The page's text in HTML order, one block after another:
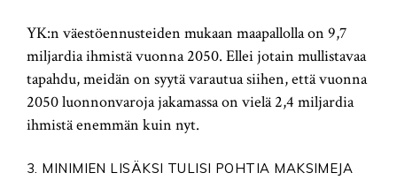
YK:n väestöennusteiden mukaan maapallolla on 9,7
miljardia ihmistä vuonna 2050. Ellei jotain mullistavaa
tapahdu, meidän on syytä varautua siihen, että vuonna
2050 luonnonvaroja jakamassa on vielä 2,4 miljardia
ihmistä enemmän kuin nyt.
3. MINIMIEN LISÄKSI TULISI POHTIA MAKSIMEJA